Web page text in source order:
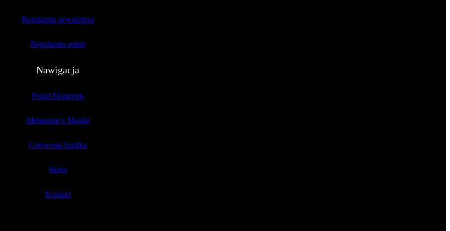
Regulamin newslettera
Regulamin opinii
Nawigacja
Portal Ekspertek
Mentoring z Magdą
Czerwona Szpilka
Sklep
Kontakt